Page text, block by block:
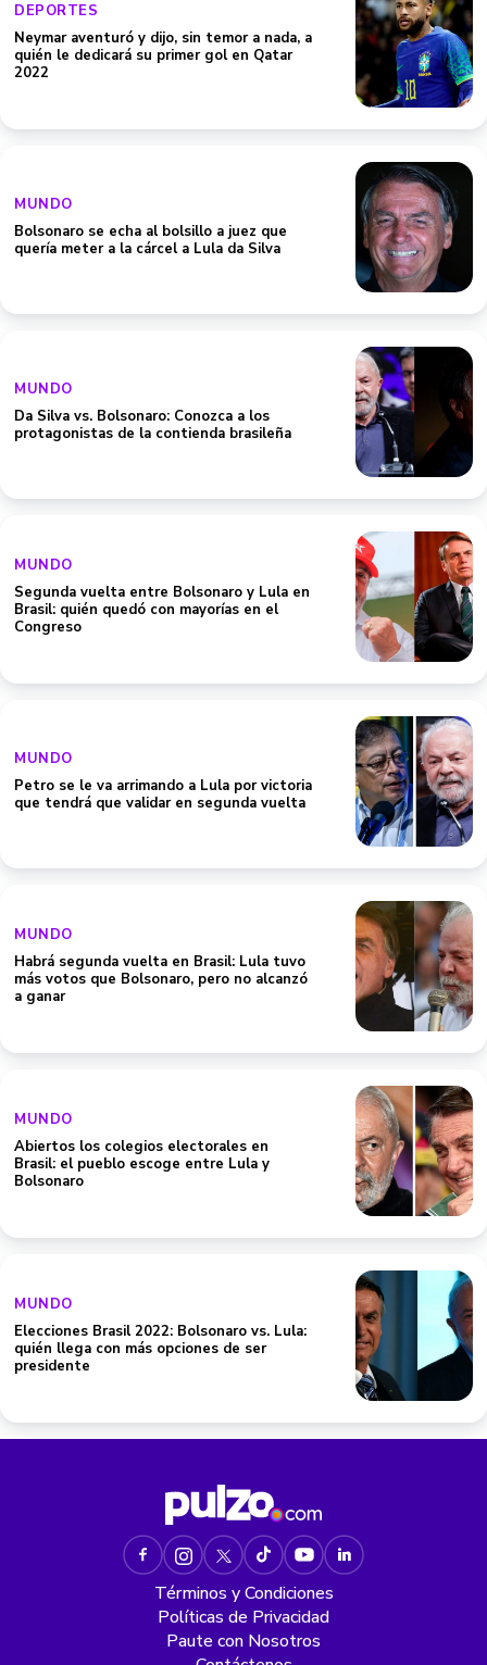
DEPORTES
Neymar aventuró y dijo, sin temor a nada, a
quién le dedicará su primer gol en Qatar
2022
MUNDO
Bolsonaro se echa al bolsillo a juez que
quería meter a la cárcel a Lula da Silva
MUNDO
Da Silva vs. Bolsonaro: Conozca a los
protagonistas de la contienda brasileña
MUNDO
Segunda vuelta entre Bolsonaro y Lula en
Brasil: quién quedó con mayorías en el
Congreso
MUNDO
Petro se le va arrimando a Lula por victoria
que tendrá que validar en segunda vuelta
MUNDO
Habrá segunda vuelta en Brasil: Lula tuvo
más votos que Bolsonaro, pero no alcanzó
a ganar
MUNDO
Abiertos los colegios electorales en
Brasil: el pueblo escoge entre Lula y
Bolsonaro
MUNDO
Elecciones Brasil 2022: Bolsonaro vs. Lula:
quién llega con más opciones de ser
presidente
Términos y Condiciones
Políticas de Privacidad
Paute con Nosotros